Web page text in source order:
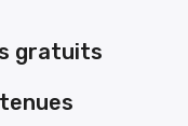
gratuits